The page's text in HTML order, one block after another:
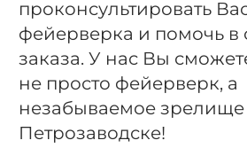
проконсультировать
фейерверка и помочь в
заказа. У нас Вы
не просто фейерверк, а
незабываемое зрелище
Петрозаводске!